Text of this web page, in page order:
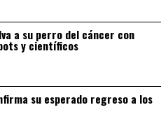
a su perro del cáncer con
y científicos
su esperado regreso a los